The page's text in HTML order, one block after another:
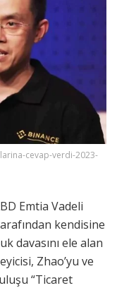
cevap-verdi-2023-
Emtia Vadeli
kendisine
davasını ele alan
Zhao’yu ve
“Ticaret